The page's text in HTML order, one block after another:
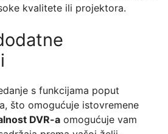
kvalitete ili projektora.
s funkcijama poput
što omogućuje istovremene
DVR-a omogućuje vam